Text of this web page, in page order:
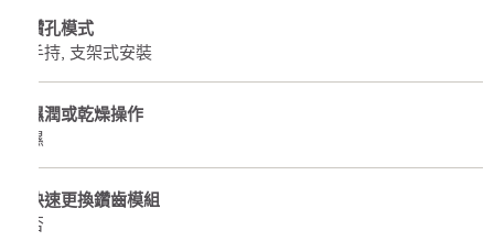
鑽孔模式
手持, 支架式安裝
濕潤或乾燥操作
濕
快速更換鑽齒模組
否